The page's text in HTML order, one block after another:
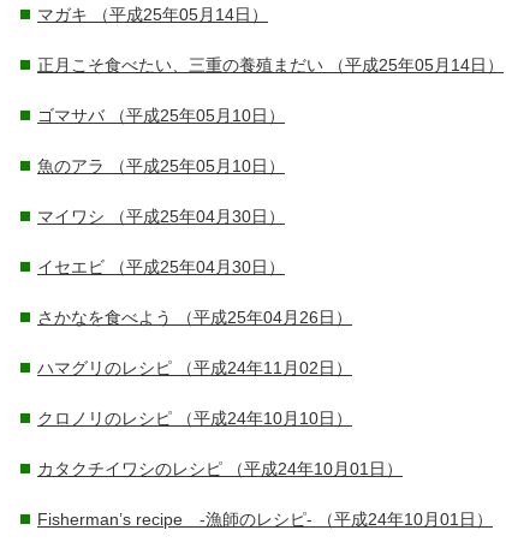
マガキ （平成25年05月14日）
正月こそ食べたい、三重の養殖まだい （平成25年05月14日）
ゴマサバ（平成25年05月10日）
魚のアラ （平成25年05月10日）
マイワシ （平成25年04月30日）
イセエビ （平成25年04月30日）
さかなを食べよう （平成25年04月26日）
ハマグリのレシピ （平成24年11月02日）
クロノリのレシピ （平成24年10月10日）
カタクチイワシのレシピ （平成24年10月01日）
Fisherman’s recipe ‐漁師のレシピ‐ （平成24年10月01日）